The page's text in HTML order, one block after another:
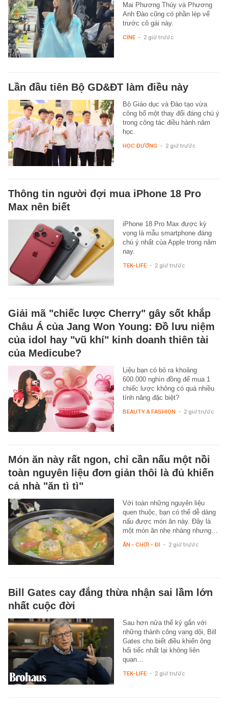
Mai Phương Thúy và Phương
Anh Đào cũng có phần lép vế
trước cô gái này.
CINE - 2 giờ trước
Lần đầu tiên Bộ GD&ĐT làm điều này
Bộ Giáo dục và Đào tạo vừa
công bố một thay đổi đáng chú ý
trong công tác điều hành năm
học.
HỌC ĐƯỜNG - 2 giờ trước
Thông tin người đợi mua iPhone 18 Pro
Max nên biết
iPhone 18 Pro Max được kỳ
vọng là mẫu smartphone đáng
chú ý nhất của Apple trong năm
nay.
TEK-LIFE - 2 giờ trước
Giải mã "chiếc lược Cherry" gây sốt khắp
Châu Á của Jang Won Young: Đồ lưu niệm
của idol hay "vũ khí" kinh doanh thiên tài
của Medicube?
Liệu bạn có bỏ ra khoảng
600.000 nghìn đồng để mua 1
chiếc lược không có quá nhiều
tính năng đặc biệt?
BEAUTY & FASHION - 2 giờ trước
Món ăn này rất ngon, chỉ cần nấu một nồi
toàn nguyên liệu đơn giản thôi là đủ khiến
cả nhà "ăn tì tì"
Với toàn những nguyên liệu
quen thuộc, bạn có thể dễ dàng
nấu được món ăn này. Đây là
một món ăn nhẹ nhàng nhưng…
ĂN - CHƠI - ĐI - 2 giờ trước
Bill Gates cay đắng thừa nhận sai lầm lớn
nhất cuộc đời
Sau hơn nửa thế kỷ gắn với
những thành công vang dội, Bill
Gates cho biết điều khiến ông
hối tiếc nhất lại không liên
quan…
TEK-LIFE - 2 giờ trước